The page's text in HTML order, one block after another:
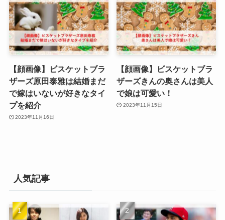
【顔画像】ビスケットブラ
ザーズ原田泰雅は結婚まだ
で嫁はいないが好きなタイ
プを紹介
2023年11月16日
【顔画像】ビスケットブラ
ザーズきんの奥さんは美人
で娘は可愛い！
2023年11月15日
人気記事